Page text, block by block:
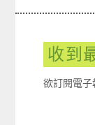
收到
欲訂閱電